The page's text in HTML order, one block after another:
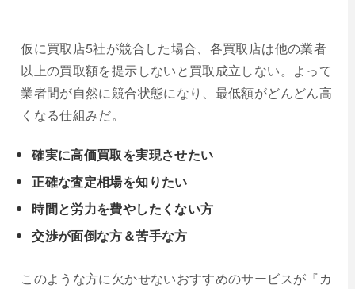
仮に買取店5社が競合した場合、各買取店は他の業者
以上の買取額を提示しないと買取成立しない。よって
業者間が自然に競合状態になり、最低額がどんどん高
くなる仕組みだ。
確実に高価買取を実現させたい
正確な査定相場を知りたい
時間と労力を費やしたくない方
交渉が面倒な方＆苦手な方
このような方に欠かせないおすすめのサービスが『カ